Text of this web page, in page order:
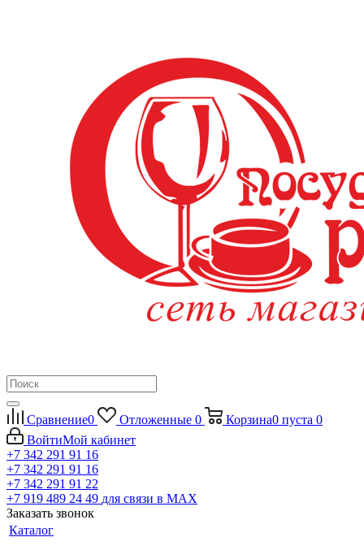
Сравнение0 Отложенные 0 Корзина0 пуста 0
ВойтиМой кабинет
+7 342 291 91 16
+7 342 291 91 16
+7 342 291 91 22
+7 919 489 24 49 для связи в МАХ
Заказать звонок
Каталог